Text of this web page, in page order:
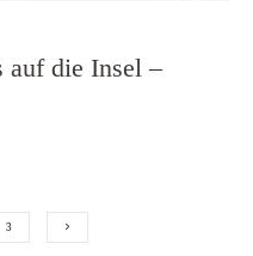
auf die Insel –
3